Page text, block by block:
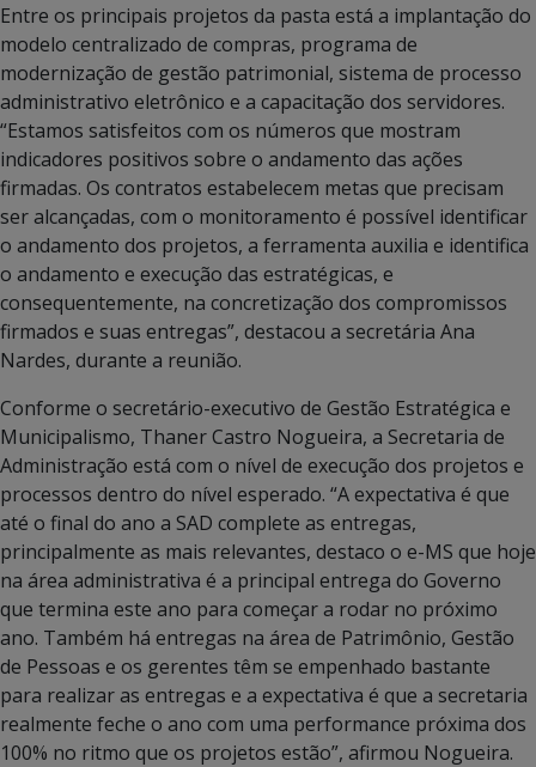
Entre os principais projetos da pasta está a implantação do
modelo centralizado de compras, programa de
modernização de gestão patrimonial, sistema de processo
administrativo eletrônico e a capacitação dos servidores.
“Estamos satisfeitos com os números que mostram
indicadores positivos sobre o andamento das ações
firmadas. Os contratos estabelecem metas que precisam
ser alcançadas, com o monitoramento é possível identificar
o andamento dos projetos, a ferramenta auxilia e identifica
o andamento e execução das estratégicas, e
consequentemente, na concretização dos compromissos
firmados e suas entregas”, destacou a secretária Ana
Nardes, durante a reunião.
Conforme o secretário-executivo de Gestão Estratégica e
Municipalismo, Thaner Castro Nogueira, a Secretaria de
Administração está com o nível de execução dos projetos e
processos dentro do nível esperado. “A expectativa é que
até o final do ano a SAD complete as entregas,
principalmente as mais relevantes, destaco o e-MS que hoje
na área administrativa é a principal entrega do Governo
que termina este ano para começar a rodar no próximo
ano. Também há entregas na área de Patrimônio, Gestão
de Pessoas e os gerentes têm se empenhado bastante
para realizar as entregas e a expectativa é que a secretaria
realmente feche o ano com uma performance próxima dos
100% no ritmo que os projetos estão”, afirmou Nogueira.